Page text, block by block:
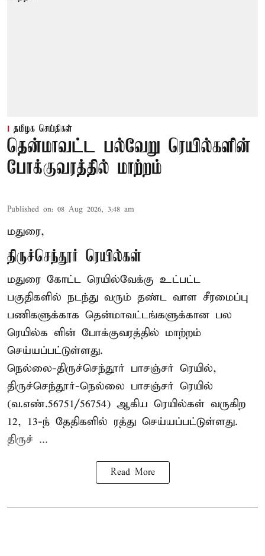
தமிழக செய்திகள்
தென்மாவட்ட பல்வேறு ரெயில்களின்
போக்குவரத்தில் மாற்றம்
Published on: 08 Aug 2026, 3:48 am
மதுரை,
திருச்செந்தூர் ரெயில்கள்
மதுரை கோட்ட ரெயில்வேக்கு உட்பட்ட
பகுதிகளில் நடந்து வரும் தண்ட வாள சீரமைப்பு
பணிகளுக்காக தென்மாவட்டங்களுக்கான பல
ரெயில்க ளின் போக்குவரத்தில் மாற்றம்
செய்யப்பட்டுள்ளது.
நெல்லை-திருச்செந்தூர் பாசஞ்சர் ரெயில்,
திருச்செந்தூர்-நெல்லை பாசஞ்சர் ரெயில்
(வ.எண்.56751/56754) ஆகிய ரெயில்கள் வருகிற
12, 13-ந் தேதிகளில் ரத்து செய்யப்பட்டுள்ளது.
திருச் ...
Read More